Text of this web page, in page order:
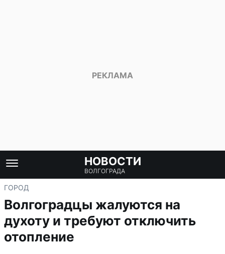
НОВОСТИ
ВОЛГОГРАДА
ГОРОД
Волгоградцы жалуются на
духоту и требуют отключить
отопление